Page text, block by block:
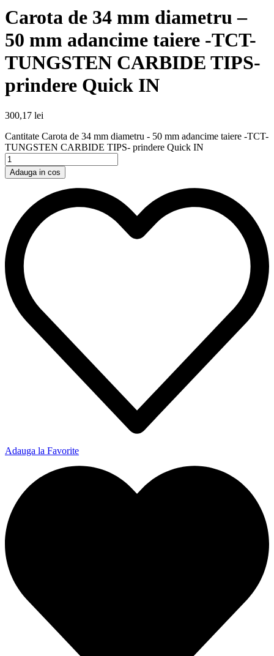
Carota de 34 mm diametru –
50 mm adancime taiere -TCT-
TUNGSTEN CARBIDE TIPS-
prindere Quick IN
300,17 lei
Cantitate Carota de 34 mm diametru - 50 mm adancime taiere -TCT-
TUNGSTEN CARBIDE TIPS- prindere Quick IN
Adauga in cos
Adauga la Favorite